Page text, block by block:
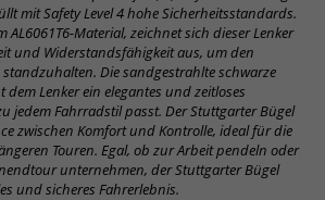
mit Safety Level 4 hohe Sicherheitsstandards.
AL6061T6-Material, zeichnet sich dieser Lenker
und Widerstandsfähigkeit aus, um den
Die sandgestrahlte schwarze
Lenker ein elegantes und zeitloses
jedem Fahrradstil passt. Der Stuttgarter Bügel
zwischen Komfort und Kontrolle, ideal für die
Touren. Egal, ob zur Arbeit pendeln oder
unternehmen, der Stuttgarter Bügel
und sicheres Fahrerlebnis.